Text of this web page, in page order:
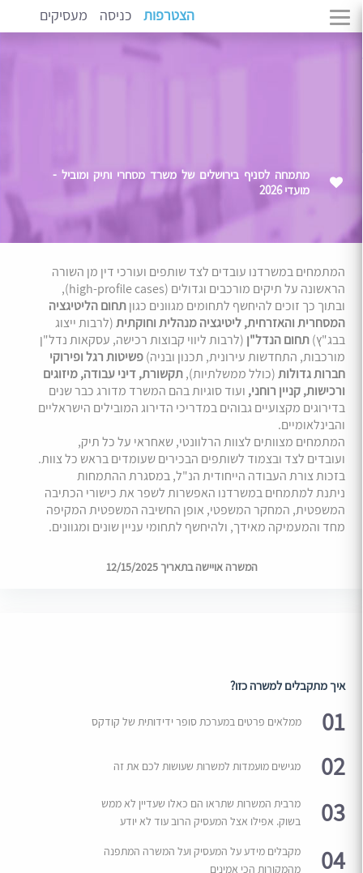
הצטרפות כניסה מעסיקים
מתמחה לסניף בירושלים של משרד מסחרי ותיק ומוביל -
מועדי 2026
המתמחים במשרדנו עובדים לצד שותפים ועורכי דין מן השורה
הראשונה על תיקים מורכבים וגדולים (high-profile cases),
ובתוך כך זוכים להיחשף לתחומים מגוונים כגוןתחום הליטיגציה
המסחרית והאזרחית, ליטיגציה מנהלית וחוקתית(לרבות ייצוג
בבג"ץ)תחום הנדל"ן (לרבות ליווי קבוצות רכישה, עסקאות נדל"ן
מורכבות, התחדשות עירונית, תכנון ובניה)פשיטות רגל ופירוקי
חברות גדולות(כולל ממשלתיות),תקשורת, דיני עבודה, מיזוגים
ורכישות, קניין רוחני, ועוד סוגיות בהם המשרד מדורג כבר שנים
בדירוגים מקצועיים גבוהים במדריכי הדירוג המובילים הישראליים
והבינלאומיים.
המתמחים מצוותים לצוות הרלוונטי, שאחראי על כל תיק,
ועובדים לצד ובצמוד לשותפים הבכירים שעומדים בראש כל צוות.
בזכות צורת העבודה הייחודית הנ"ל, במסגרת ההתמחות
ניתנת למתמחים במשרדנו האפשרות לשפר את כישורי הכתיבה
המשפטית, המחקר המשפטי, אופן החשיבה המשפטית המקיפה
מחד והמעמיקה מאידך, ולהיחשף לתחומי עניין שונים ומגוונים.
המשרה אויישה בתאריך 12/15/2025
איך מתקבלים למשרה כזו?
01 ממלאים פרטים במערכת סופר ידידותית של קודקס
02 מגישים מועמדות למשרות שעושות לכם את זה
03
מרבית המשרות שתראו הם כאלו שעדיין לא ממש
בשוק. אפילו אצל המעסיק הרוב עוד לא יודע
04
מקבלים מידע על המעסיק ועל המשרה המתפנה
מהמקורות הכי אמינים